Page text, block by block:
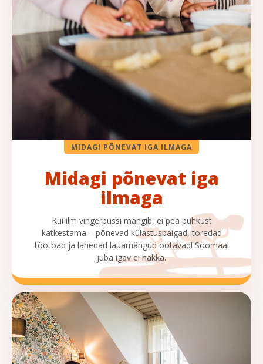
MIDAGI PÕNEVAT IGA ILMAGA
Midagi põnevat iga
ilmaga
Kui ilm vingerpussi mängib, ei pea puhkust
katkestama – põnevad külastuspaigad, toredad
töötoad ja lahedad lauamängud ootavad! Soomaal
juba igav ei hakka.